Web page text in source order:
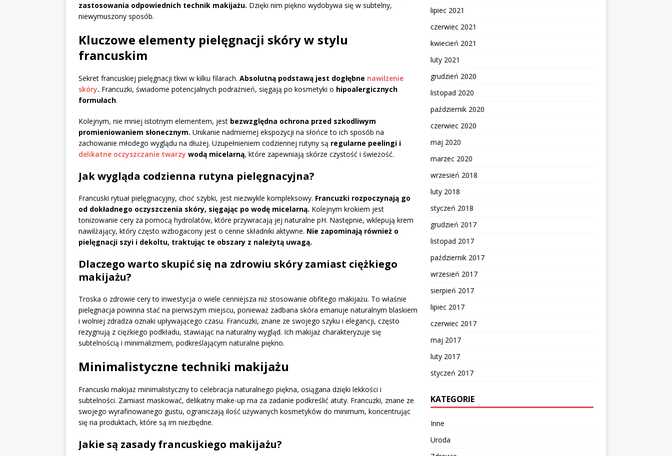
zastosowania odpowiednich technik makijażu. Dzięki nim piękno wydobywa się w subtelny,
niewymuszony sposób.
Kluczowe elementy pielęgnacji skóry w stylu
francuskim
Sekret francuskiej pielęgnacji tkwi w kilku filarach. Absolutną podstawą jest dogłębne nawilżenie
skóry. Francuzki, świadome potencjalnych podrażnień, sięgają po kosmetyki o hipoalergicznych
formułach.
Kolejnym, nie mniej istotnym elementem, jest bezwzględna ochrona przed szkodliwym
promieniowaniem słonecznym. Unikanie nadmiernej ekspozycji na słońce to ich sposób na
zachowanie młodego wyglądu na dłużej. Uzupełnieniem codziennej rutyny są regularne peelingi i
delikatne oczyszczanie twarzy wodą micelarną, które zapewniają skórze czystość i świeżość.
Jak wygląda codzienna rutyna pielęgnacyjna?
Francuski rytuał pielęgnacyjny, choć szybki, jest niezwykle kompleksowy. Francuzki rozpoczynają go
od dokładnego oczyszczenia skóry, sięgając po wodę micelarną. Kolejnym krokiem jest
tonizowanie cery za pomocą hydrolatów, które przywracają jej naturalne pH. Następnie, wklepują krem
nawilżający, który często wzbogacony jest o cenne składniki aktywne. Nie zapominają również o
pielęgnacji szyi i dekoltu, traktując te obszary z należytą uwagą.
Dlaczego warto skupić się na zdrowiu skóry zamiast ciężkiego
makijażu?
Troska o zdrowie cery to inwestycja o wiele cenniejsza niż stosowanie obfitego makijażu. To właśnie
pielęgnacja powinna stać na pierwszym miejscu, ponieważ zadbana skóra emanuje naturalnym blaskiem
i wolniej zdradza oznaki upływającego czasu. Francuzki, znane ze swojego szyku i elegancji, często
rezygnują z ciężkiego podkładu, stawiając na naturalny wygląd. Ich makijaż charakteryzuje się
subtelnością i minimalizmem, podkreślającym naturalne piękno.
Minimalistyczne techniki makijażu
Francuski makijaż minimalistyczny to celebracja naturalnego piękna, osiągana dzięki lekkości i
subtelności. Zamiast maskować, delikatny make-up ma za zadanie podkreślić atuty. Francuzki, znane ze
swojego wyrafinowanego gustu, ograniczają ilość używanych kosmetyków do minimum, koncentrując
się na produktach, które są im niezbędne.
Jakie są zasady francuskiego makijażu?
lipiec 2021
czerwiec 2021
kwiecień 2021
luty 2021
grudzień 2020
listopad 2020
październik 2020
czerwiec 2020
maj 2020
marzec 2020
wrzesień 2018
luty 2018
styczeń 2018
grudzień 2017
listopad 2017
październik 2017
wrzesień 2017
sierpień 2017
lipiec 2017
czerwiec 2017
maj 2017
luty 2017
styczeń 2017
KATEGORIE
Inne
Uroda